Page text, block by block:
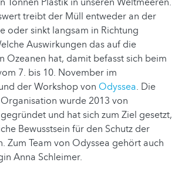
treibt der Müll entweder an der
oder sinkt langsam in Richtung
Auswirkungen das auf die
Ozeanen hat, damit befasst sich beim
7. bis 10. November im
der Workshop von Odyssea. Die
wurde 2013 von
und hat sich zum Ziel gesetzt,
Bewusstsein für den Schutz der
Zum Team von Odyssea gehört auch
Anna Schleimer.